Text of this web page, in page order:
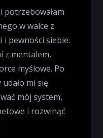
potrzebowałam
w walce z
pewności siebie.
z mentalem,
myślowe. Po
mi się
mój system,
i rozwinąć